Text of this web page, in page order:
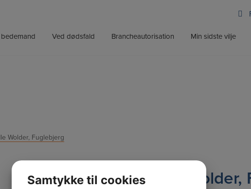
Ved dødsfald Brancheautorisation Min sidste vilje
Wolder, Fuglebjerg
Bedemand Pernille Wolder,
Samtykke til cookies